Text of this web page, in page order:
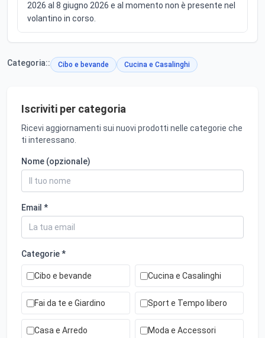
2026 al 8 giugno 2026 e al momento non è presente nel
volantino in corso.
Categoria:: Cibo e bevande Cucina e Casalinghi
Iscriviti per categoria
Ricevi aggiornamenti sui nuovi prodotti nelle categorie che
ti interessano.
Nome (opzionale)
Email *
Categorie *
Cibo e bevande Cucina e Casalinghi
Fai da te e Giardino Sport e Tempo libero
Casa e Arredo Moda e Accessori